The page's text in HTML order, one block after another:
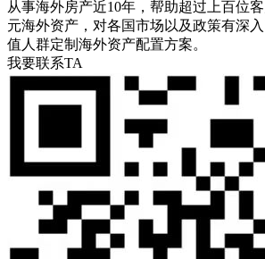
从事海外房产近10年，帮助超过上百位
元海外资产，对各国市场以及政策有深
值人群定制海外资产配置方案。
我要联系TA